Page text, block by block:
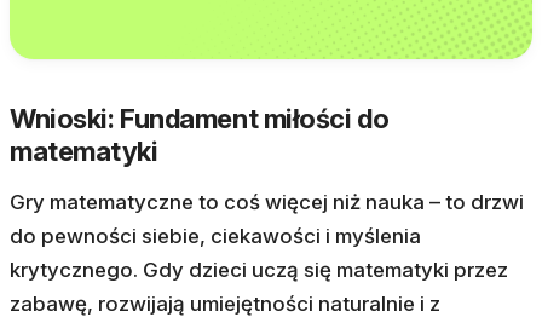
Wnioski: Fundament miłości do
matematyki
Gry matematyczne to coś więcej niż nauka – to drzwi
do pewności siebie, ciekawości i myślenia
krytycznego. Gdy dzieci uczą się matematyki przez
zabawę, rozwijają umiejętności naturalnie i z